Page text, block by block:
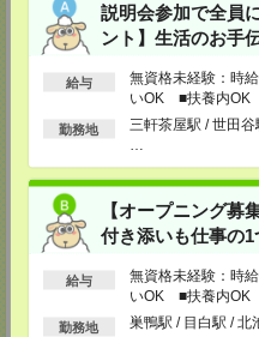
説明会参加で全員
ント】生活のお手
給与
無資格未経験：時
いOK ■扶養内OK
以上
勤務地
三軒茶屋駅 / 世田
【オープニング募
付き添いも仕事の
給与
無資格未経験：時
いOK ■扶養内OK
以上
勤務地 巣鴨駅 / 目白駅 / 北
メディカルケア事業部 新宿オフ
東京都新宿区新宿2-3-10 新宿御苑
MAIL：tenshoku@nikken-ts.jp
メディカルケア事業部 立川事業
TEL：0120-934-200
MAIL：tenshoku@nikken-ts.jp
担当：採用担当
メディカルケア事業部 町田オフ
東京都町田市森野1-7-23 大樹生命
TEL：0120-453-285
担当：採用担当